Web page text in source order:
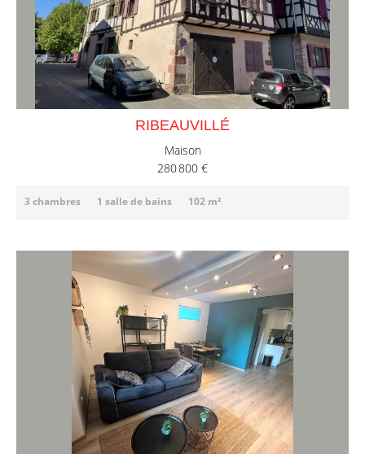
RIBEAUVILLÉ
Maison
280 800 €
3 chambres 1 salle de bains 102 m²